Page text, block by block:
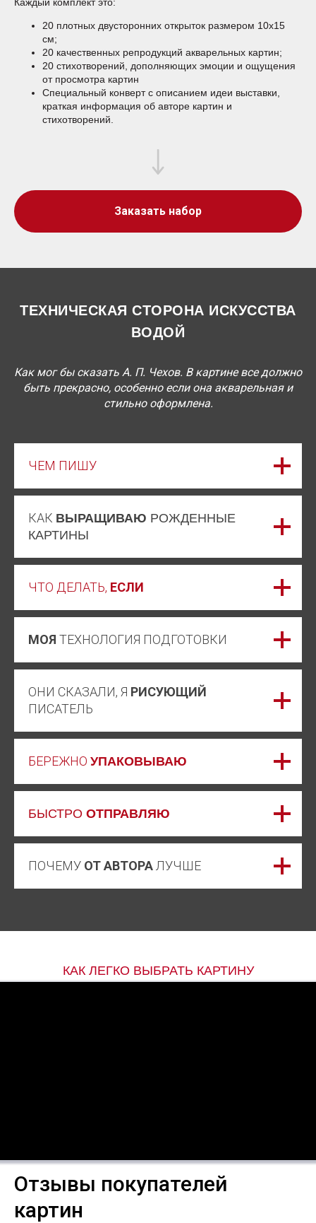
20 плотных двусторонних открыток размером 10х15
см;
20 качественных репродукций акварельных картин;
20 стихотворений, дополняющих эмоции и ощущения
от просмотра картин
Специальный конверт с описанием идеи выставки,
краткая информация об авторе картин и
стихотворений.
Заказать набор
ТЕХНИЧЕСКАЯ СТОРОНА ИСКУССТВА
ВОДОЙ
Как мог бы сказать А. П. Чехов. В картине все должно
быть прекрасно, особенно если она акварельная и
стильно оформлена.
ЧЕМ ПИШУ
КАК ВЫРАЩИВАЮ РОЖДЕННЫЕ
КАРТИНЫ
ЧТО ДЕЛАТЬ, ЕСЛИ
МОЯ ТЕХНОЛОГИЯ ПОДГОТОВКИ
ОНИ СКАЗАЛИ, Я РИСУЮЩИЙ
ПИСАТЕЛЬ
БЕРЕЖНО УПАКОВЫВАЮ
БЫСТРО ОТПРАВЛЯЮ
ПОЧЕМУ ОТ АВТОРА ЛУЧШЕ
КАК ЛЕГКО ВЫБРАТЬ КАРТИНУ
Отзывы покупателей
картин